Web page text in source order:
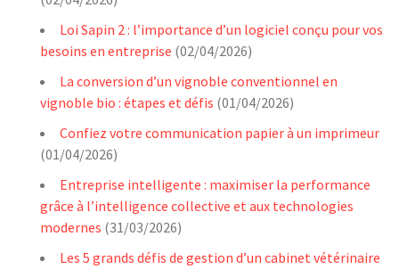
Loi Sapin 2 : l’importance d’un logiciel conçu pour vos
besoins en entreprise (02/04/2026)
La conversion d’un vignoble conventionnel en
vignoble bio : étapes et défis (01/04/2026)
Confiez votre communication papier à un imprimeur
(01/04/2026)
Entreprise intelligente : maximiser la performance
grâce à l’intelligence collective et aux technologies
modernes (31/03/2026)
Les 5 grands défis de gestion d’un cabinet vétérinaire